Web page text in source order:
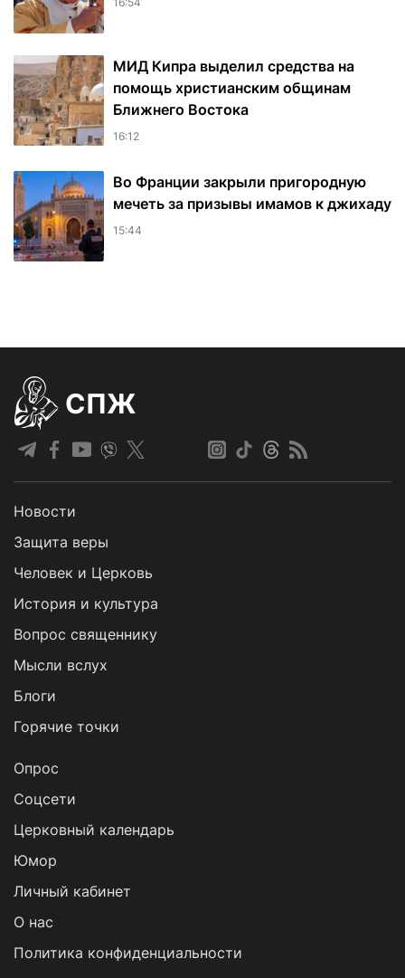
МИД Кипра выделил средства на
помощь христианским общинам
Ближнего Востока
16:12
Во Франции закрыли пригородную
мечеть за призывы имамов к джихаду
15:44
СПЖ
Новости
Защита веры
Человек и Церковь
История и культура
Вопрос священнику
Мысли вслух
Блоги
Горячие точки
Опрос
Cоцсети
Церковный календарь
Юмор
Личный кабинет
О нас
Политика конфиденциальности